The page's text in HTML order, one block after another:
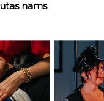
nams